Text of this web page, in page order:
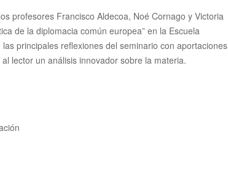
profesores Francisco Aldecoa, Noé Cornago y Victoria
de la diplomacia común europea” en la Escuela
principales reflexiones del seminario con aportaciones
lector un análisis innovador sobre la materia.